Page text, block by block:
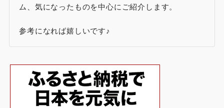
ム、気になったものを中心にご紹介します。
参考になれば嬉しいです♪